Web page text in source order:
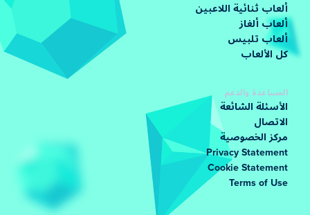
ألعاب ثنائية اللاعبين
ألعاب ألغاز
ألعاب تلبيس
كل الألعاب
المساعدة والدعم
الأسئلة الشائعة
الاتصال
مركز الخصوصية
Privacy Statement
Cookie Statement
Terms of Use